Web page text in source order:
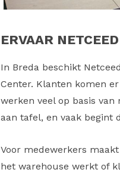
ERVAAR
In Breda beschikt
Center. Klanten komen
werken veel op basis
aan tafel, en vaak begint
Voor medewerkers
het warehouse werkt of